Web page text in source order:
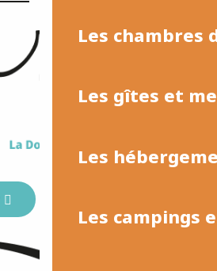
Les chambres
Les gîtes et
Les
Les campings